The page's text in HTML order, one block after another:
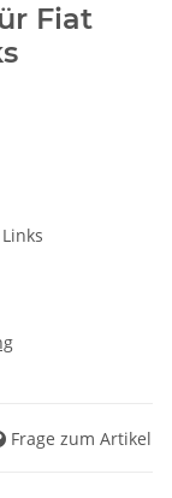
Fiat
Frage zum Artikel